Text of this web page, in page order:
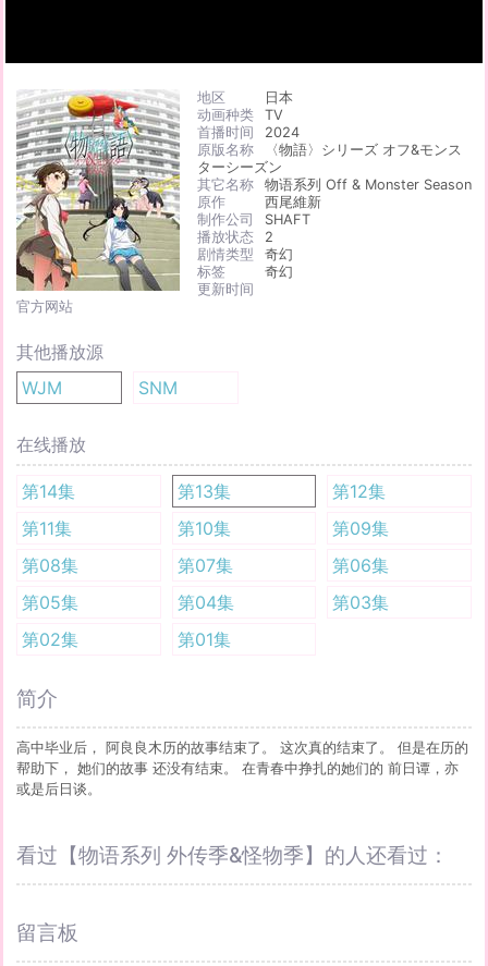
地区
日本
动画种类
TV
首播时间
2024
原版名称
〈物語〉シリーズ オフ&モンス
ターシーズン
其它名称
物语系列 Off & Monster Season
原作
西尾維新
制作公司
SHAFT
播放状态
2
剧情类型
奇幻
标签
奇幻
更新时间
官方网站
其他播放源
WJM
SNM
在线播放
第14集 第13集
第12集
第11集
第10集
第09集
第08集
第07集
第06集
第05集
第04集
第03集
第02集
第01集
简介
高中毕业后， 阿良良木历的故事结束了。 这次真的结束了。 但是在历的
帮助下， 她们的故事 还没有结束。 在青春中挣扎的她们的 前日谭，亦
或是后日谈。
看过【物语系列 外传季&怪物季】的人还看过：
留言板